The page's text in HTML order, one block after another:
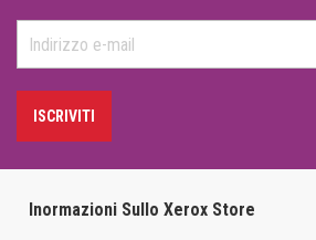
ISCRIVITI
Inormazioni Sullo Xerox Store